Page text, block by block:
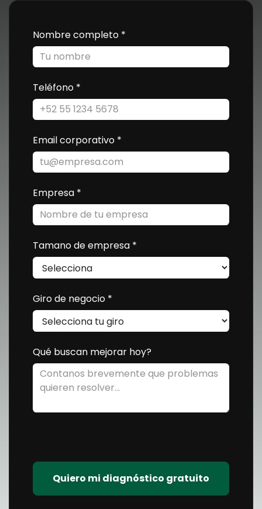
Nombre completo *
Teléfono *
Email corporativo *
Empresa *
Tamano de empresa *
Giro de negocio *
Qué buscan mejorar hoy?
Quiero mi diagnóstico gratuito